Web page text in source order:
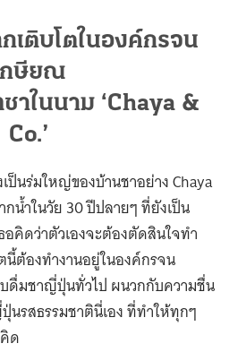
เติบโตในองค์กรจน
ษียณ
าในนาม ‘Chaya &
Co.’
ป็นร่มใหญ่ของบ้านชาอย่าง Chaya
น้ำในวัย 30 ปีปลายๆ ที่ยังเป็น
คิดว่าตัวเองจะต้องตัดสินใจทำ
นี้ต้องทำงานอยู่ในองค์กรจน
ดื่มชาญี่ปุ่นทั่วไป ผนวกกับความชื่น
นรสธรรมชาตินี่เอง ที่ทำให้ทุกๆ
ด